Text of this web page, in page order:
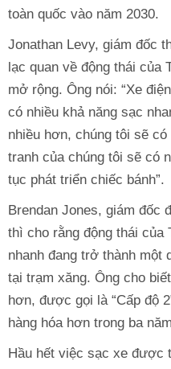
toàn quốc vào năm 2030.
Jonathan Levy, giám đốc
lạc quan về động thái của
mở rộng. Ông nói: “Xe
có nhiều khả năng sạc
nhiều hơn, chúng tôi sẽ
tranh của chúng tôi sẽ có
tục phát triển chiếc bánh”.
Brendan Jones, giám đốc
thì cho rằng động thái của
nhanh đang trở thành một
tại trạm xăng. Ông cho
hơn, được gọi là “Cấp độ
hàng hóa hơn trong ba
Hầu hết việc sạc xe được